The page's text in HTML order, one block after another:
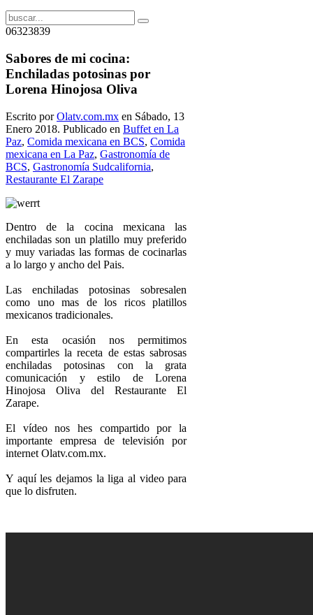
06323839
Sabores de mi cocina:
Enchiladas potosinas por
Lorena Hinojosa Oliva
Escrito porOlatv.com.mx en Sábado, 13
Enero 2018. Publicado en Buffet en La
Paz, Comida mexicana en BCS, Comida
mexicana en La Paz, Gastronomía de
BCS, Gastronomía Sudcalifornia,
Restaurante El Zarape
Dentro de la cocina mexicana las
enchiladas son un platillo muy preferido
y muy variadas las formas de cocinarlas
a lo largo y ancho del Pais.
Las enchiladas potosinas sobresalen
como uno mas de los ricos platillos
mexicanos tradicionales.
En esta ocasión nos permitimos
compartirles la receta de estas sabrosas
enchiladas potosinas con la grata
comunicación y estilo de Lorena
Hinojosa Oliva del Restaurante El
Zarape.
El vídeo nos hes compartido por la
importante empresa de televisión por
internet Olatv.com.mx.
Y aquí les dejamos la liga al video para
que lo disfruten.